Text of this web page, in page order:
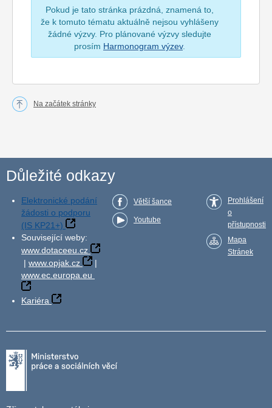
Pokud je tato stránka prázdná, znamená to,
že k tomuto tématu aktuálně nejsou vyhlášeny
žádné výzvy. Pro plánované výzvy sledujte
prosím Harmonogram výzev.
Na začátek stránky
Důležité odkazy
Elektronické podání
žádosti o podporu
(IS KP21+)
Související weby:
www.dotaceeu.cz
| www.opjak.cz
|
www.ec.europa.eu
Kariéra
Větší šance
Youtube
Prohlášení
o
přístupnosti
Mapa
Stránek